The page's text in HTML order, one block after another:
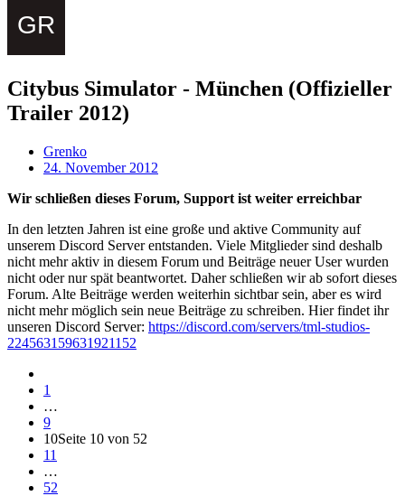
Citybus Simulator - München (Offizieller
Trailer 2012)
Grenko
24. November 2012
Wir schließen dieses Forum, Support ist weiter erreichbar
In den letzten Jahren ist eine große und aktive Community auf
unserem Discord Server entstanden. Viele Mitglieder sind deshalb
nicht mehr aktiv in diesem Forum und Beiträge neuer User wurden
nicht oder nur spät beantwortet. Daher schließen wir ab sofort dieses
Forum. Alte Beiträge werden weiterhin sichtbar sein, aber es wird
nicht mehr möglich sein neue Beiträge zu schreiben. Hier findet ihr
unseren Discord Server: https://discord.com/servers/tml-studios-
224563159631921152
1
…
9
10Seite 10 von 52
11
…
52